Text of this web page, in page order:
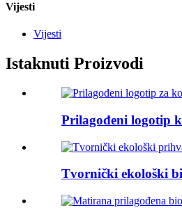
Vijesti
Vijesti
Istaknuti Proizvodi
Prilagođeni logotip
Tvornički ekološki